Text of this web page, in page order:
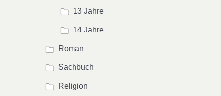
13 Jahre
14 Jahre
Roman
Sachbuch
Religion